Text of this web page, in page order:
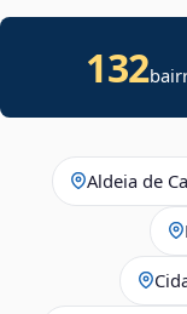
132
Aldeia de